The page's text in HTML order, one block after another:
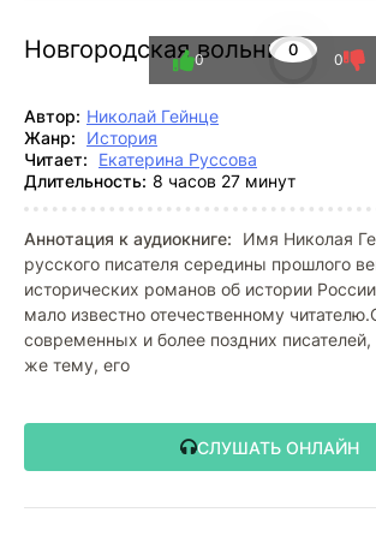
Новгородская вольница
0
0 0
Автор: Николай Гейнце
Жанр:
История
Читает:
Екатерина Руссова
Длительность: 8 часов 27 минут
Аннотация к аудиокниге:
Имя Николая
русского писателя середины прошлого
исторических романов об истории
мало известно отечественному
современных и более поздних
же тему, его
СЛУШАТЬ ОНЛАЙН